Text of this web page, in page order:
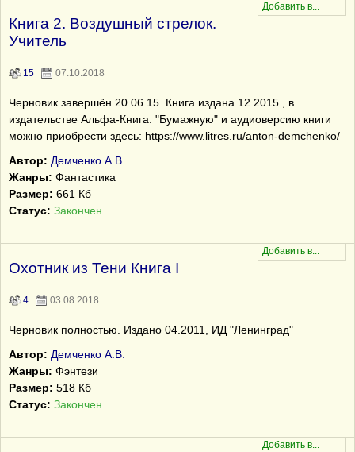
Книга 2. Воздушный стрелок.
Учитель
15 07.10.2018
Черновик завершён 20.06.15. Книга издана 12.2015., в
издательстве Альфа-Книга. "Бумажную" и аудиоверсию книги
можно приобрести здесь: https://www.litres.ru/anton-demchenko/
Автор: Демченко А.В.
Жанры: Фантастика
Размер: 661 Кб
Статус: Закончен
Охотник из Тени Книга I
4 03.08.2018
Черновик полностью. Издано 04.2011, ИД "Ленинград"
Автор: Демченко А.В.
Жанры: Фэнтези
Размер: 518 Кб
Статус: Закончен